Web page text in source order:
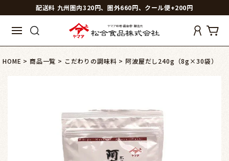
配送料 九州圏内320円、圏外660円、クール便+200円
HOME 商品一覧 こだわりの調味料 阿波屋だし240g（8g×30袋）